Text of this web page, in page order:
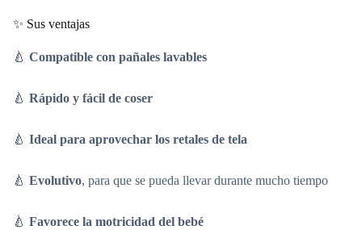
✨ Sus ventajas
🍐 Compatible con pañales lavables
🍐 Rápido y fácil de coser
🍐 Ideal para aprovechar los retales de tela
🍐 Evolutivo, para que se pueda llevar durante mucho tiempo
🍐 Favorece la motricidad del bebé